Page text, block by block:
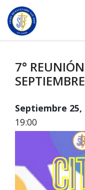
7°
SEPTIEMBRE
Septiembre 25,
19:00